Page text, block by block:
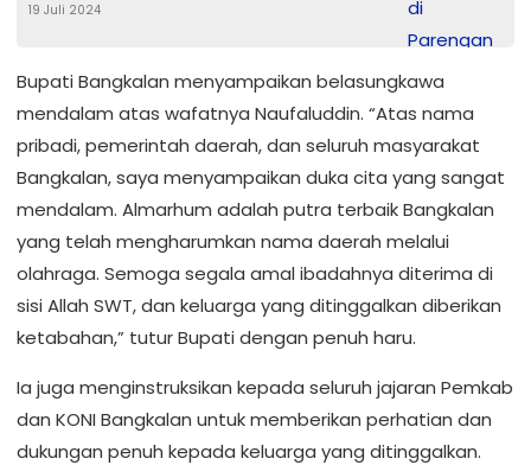
Terguling
19 Juli 2024
Bupati Bangkalan menyampaikan belasungkawa
mendalam atas wafatnya Naufaluddin. “Atas nama
pribadi, pemerintah daerah, dan seluruh masyarakat
Bangkalan, saya menyampaikan duka cita yang sangat
mendalam. Almarhum adalah putra terbaik Bangkalan
yang telah mengharumkan nama daerah melalui
olahraga. Semoga segala amal ibadahnya diterima di
sisi Allah SWT, dan keluarga yang ditinggalkan diberikan
ketabahan,” tutur Bupati dengan penuh haru.
Ia juga menginstruksikan kepada seluruh jajaran Pemkab
dan KONI Bangkalan untuk memberikan perhatian dan
dukungan penuh kepada keluarga yang ditinggalkan.